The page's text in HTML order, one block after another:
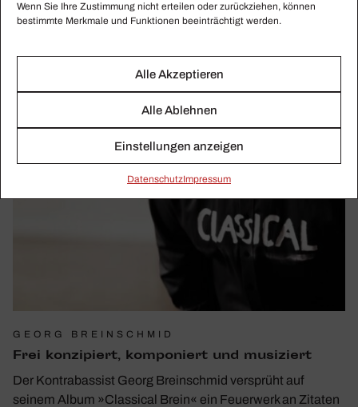
Wenn Sie Ihre Zustimmung nicht erteilen oder zurückziehen, können
bestimmte Merkmale und Funktionen beeinträchtigt werden.
Alle Akzeptieren
Alle Ablehnen
Einstellungen anzeigen
Daten­schutzImpressum
GEORG BREINSCHMID
Frei konzi­piert, kompo­niert und musi­ziert
Der Kontrabassist Georg Breinschmid versprüht auf
seinem Album »Classical Brein« ein Feuerwerk an Zitaten